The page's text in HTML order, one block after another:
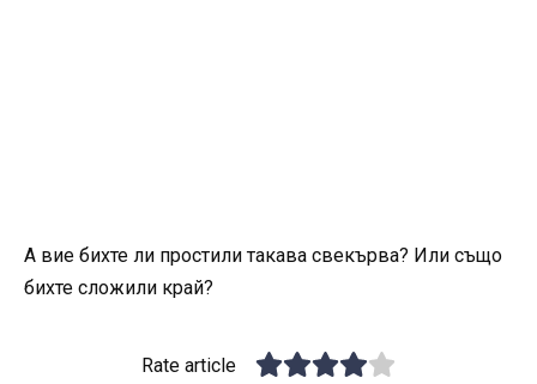
А вие бихте ли простили такава свекърва? Или също
бихте сложили край?
Rate article